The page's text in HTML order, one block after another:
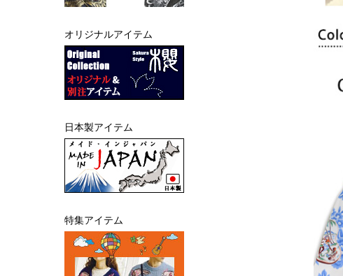
オリジナルアイテム
日本製アイテム
特集アイテム